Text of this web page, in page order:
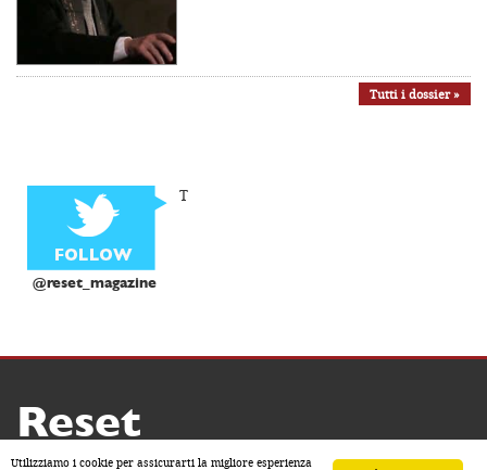
Tutti i dossier »
@reset_magazine
T
Reset
Utilizziamo i cookie per assicurarti la migliore esperienza